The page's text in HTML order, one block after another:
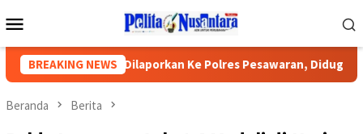
ke
Mobile
BREAKING NEWS
Kepsek SMPN Dilaporkan Ke Polres Pesawaran, Diduga Rampas
Beranda Berita